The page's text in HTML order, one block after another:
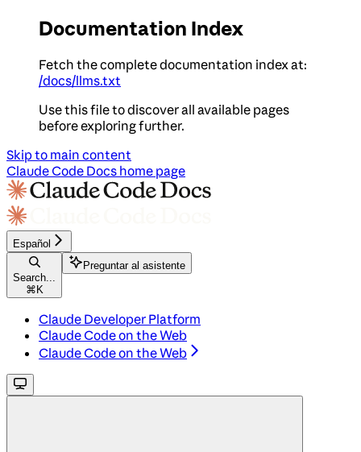
Documentation Index
Fetch the complete documentation index at:
/docs/llms.txt
Use this file to discover all available pages
before exploring further.
Skip to main content
Claude Code Docs home page
Español
Search...
⌘ K
Preguntar al asistente
Claude Developer Platform
Claude Code on the Web
Claude Code on the Web